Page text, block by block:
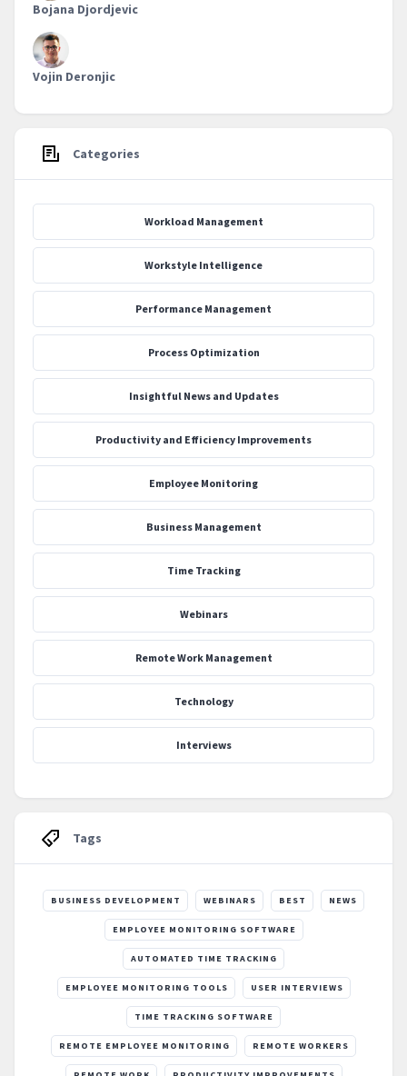
Bojana Djordjevic
Vojin Deronjic
Categories
Workload Management
Workstyle Intelligence
Performance Management
Process Optimization
‍Insightful News and Updates
Productivity and Efficiency Improvements
Employee Monitoring
Business Management
Time Tracking
Webinars
Remote Work Management
Technology
Interviews
Tags
BUSINESS DEVELOPMENT WEBINARS BEST NEWS
EMPLOYEE MONITORING SOFTWARE
AUTOMATED TIME TRACKING
EMPLOYEE MONITORING TOOLS USER INTERVIEWS
TIME TRACKING SOFTWARE
REMOTE EMPLOYEE MONITORING REMOTE WORKERS